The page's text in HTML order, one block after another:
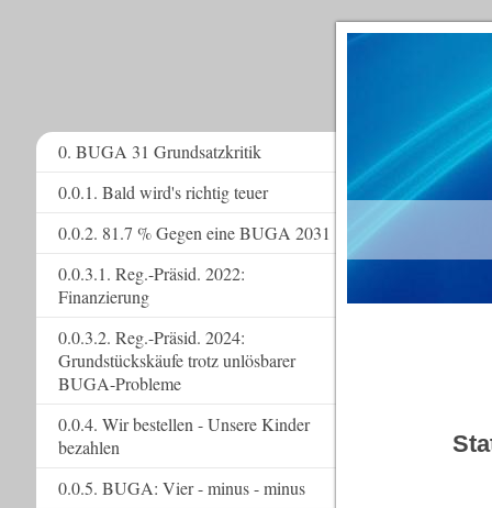
0. BUGA 31 Grundsatzkritik
0.0.1. Bald wird's richtig teuer
0.0.2. 81.7 % Gegen eine BUGA 2031
0.0.3.1. Reg.-Präsid. 2022:
Finanzierung
0.0.3.2. Reg.-Präsid. 2024:
Grundstückskäufe trotz unlösbarer
BUGA-Probleme
0.0.4. Wir bestellen - Unsere Kinder
bezahlen
0.0.5. BUGA: Vier - minus - minus